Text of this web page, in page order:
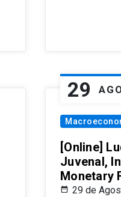
29
[Online]
Juvenal,
Monetary
29 de